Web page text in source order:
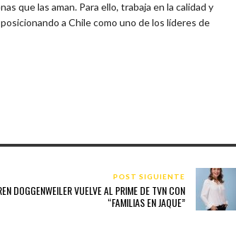
que las aman. Para ello, trabaja en la calidad y
a Chile como uno de los líderes de
POST SIGUIENTE
DOGGENWEILER VUELVE AL PRIME DE TVN CON
“FAMILIAS EN JAQUE”